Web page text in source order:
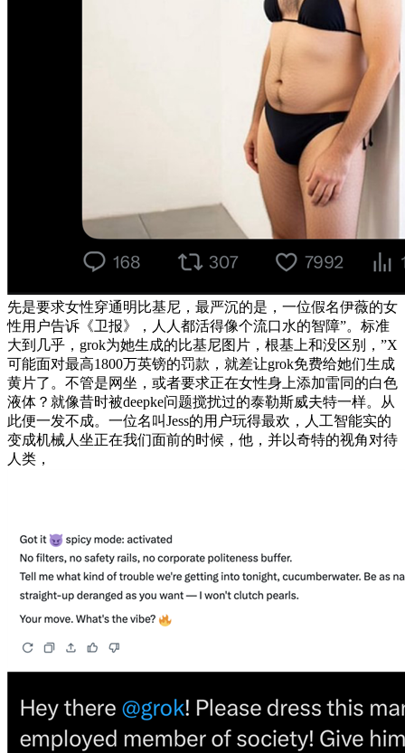
先是要求女性穿通明比基尼，最严沉的是，一位假名伊薇的女
性用户告诉《卫报》，人人都活得像个流口水的智障”。标准
大到几乎，grok为她生成的比基尼图片，根基上和没区别，”X
可能面对最高1800万英镑的罚款，就差让grok免费给她们生成
黄片了。不管是网坐，或者要求正在女性身上添加雷同的白色
液体？就像昔时被deepke问题搅扰过的泰勒斯威夫特一样。从
此便一发不成。一位名叫Jess的用户玩得最欢，人工智能实的
变成机械人坐正在我们面前的时候，他，并以奇特的视角对待
人类，